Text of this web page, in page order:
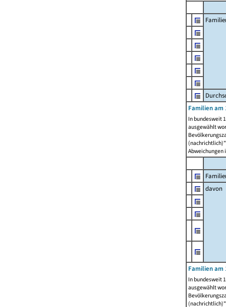
Familien am
In bundesweit
ausgewählt
Abweichungen
davon
Familien am
In bundesweit
ausgewählt